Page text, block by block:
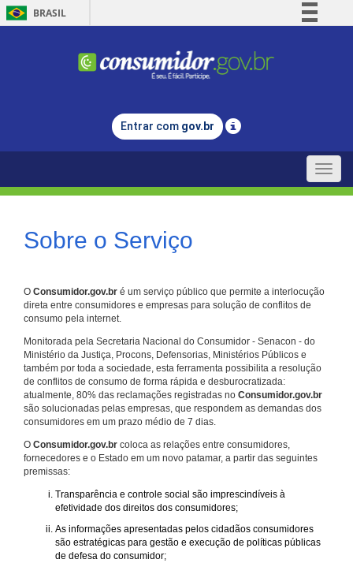
BRASIL
Comunica BR
Legislação
Entrar com gov.br
Toggle
Sobre o Serviço
O Consumidor.gov.br é um serviço público que permite a interlocução
direta entre consumidores e empresas para solução de conflitos de
consumo pela internet.
Monitorada pela Secretaria Nacional do Consumidor - Senacon - do
Ministério da Justiça, Procons, Defensorias, Ministérios Públicos e
também por toda a sociedade, esta ferramenta possibilita a resolução
de conflitos de consumo de forma rápida e desburocratizada:
atualmente, 80% das reclamações registradas no Consumidor.gov.br
são solucionadas pelas empresas, que respondem as demandas dos
consumidores em um prazo médio de 7 dias.
O Consumidor.gov.br coloca as relações entre consumidores,
fornecedores e o Estado em um novo patamar, a partir das seguintes
premissas:
Transparência e controle social são imprescindíveis à
efetividade dos direitos dos consumidores;
As informações apresentadas pelos cidadãos consumidores
são estratégicas para gestão e execução de políticas públicas
de defesa do consumidor;